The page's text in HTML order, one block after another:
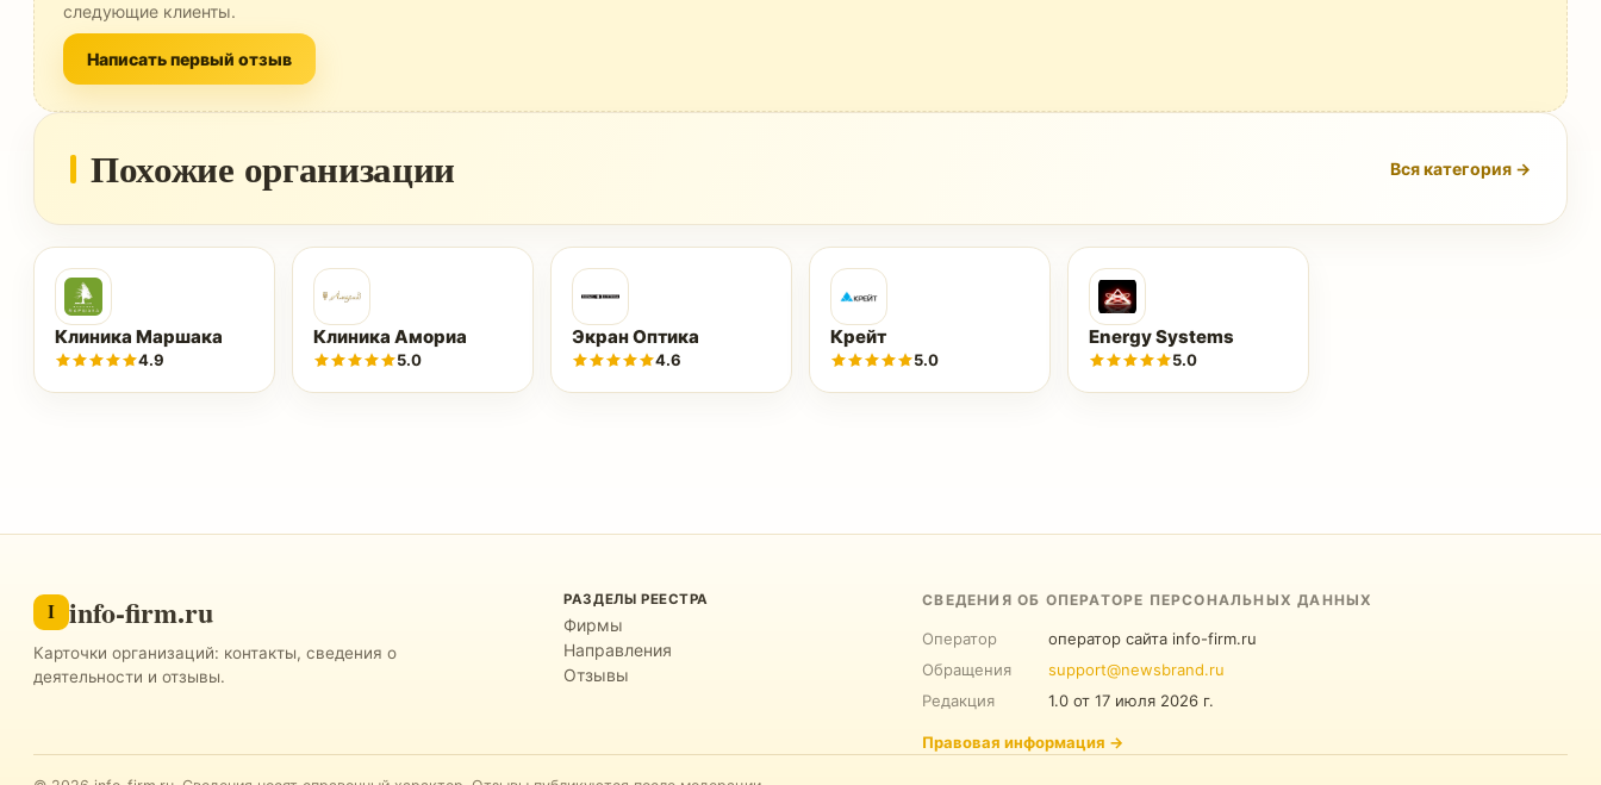
следующие клиенты.
Написать первый отзыв
Похожие организации Вся категория →
Клиника Маршака
4.9
Клиника Амориа
5.0
Экран Оптика
4.6
Крейт
5.0
Energy Systems
5.0
I info-firm.ru
Карточки организаций: контакты, сведения о
деятельности и отзывы.
РАЗДЕЛЫ РЕЕСТРА
Фирмы
Направления
Отзывы
СВЕДЕНИЯ ОБ ОПЕРАТОРЕ ПЕРСОНАЛЬНЫХ ДАННЫХ
Оператор
оператор сайта info-firm.ru
Обращения
support@newsbrand.ru
Редакция
1.0 от17 июля 2026 г.
Правовая информация →